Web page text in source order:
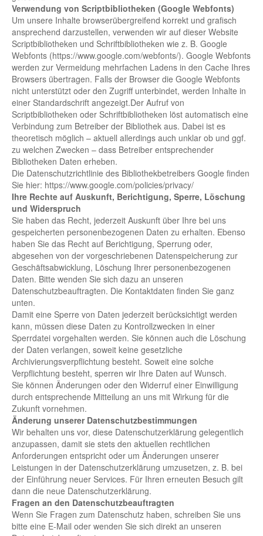
Verwendung von Scriptbibliotheken (Google Webfonts)
Um unsere Inhalte browserübergreifend korrekt und grafisch
ansprechend darzustellen, verwenden wir auf dieser Website
Scriptbibliotheken und Schriftbibliotheken wie z. B. Google
Webfonts (https://www.google.com/webfonts/). Google Webfonts
werden zur Vermeidung mehrfachen Ladens in den Cache Ihres
Browsers übertragen. Falls der Browser die Google Webfonts
nicht unterstützt oder den Zugriff unterbindet, werden Inhalte in
einer Standardschrift angezeigt.Der Aufruf von
Scriptbibliotheken oder Schriftbibliotheken löst automatisch eine
Verbindung zum Betreiber der Bibliothek aus. Dabei ist es
theoretisch möglich – aktuell allerdings auch unklar ob und ggf.
zu welchen Zwecken – dass Betreiber entsprechender
Bibliotheken Daten erheben.
Die Datenschutzrichtlinie des Bibliothekbetreibers Google finden
Sie hier: https://www.google.com/policies/privacy/
Ihre Rechte auf Auskunft, Berichtigung, Sperre, Löschung
und Widerspruch
Sie haben das Recht, jederzeit Auskunft über Ihre bei uns
gespeicherten personenbezogenen Daten zu erhalten. Ebenso
haben Sie das Recht auf Berichtigung, Sperrung oder,
abgesehen von der vorgeschriebenen Datenspeicherung zur
Geschäftsabwicklung, Löschung Ihrer personenbezogenen
Daten. Bitte wenden Sie sich dazu an unseren
Datenschutzbeauftragten. Die Kontaktdaten finden Sie ganz
unten.
Damit eine Sperre von Daten jederzeit berücksichtigt werden
kann, müssen diese Daten zu Kontrollzwecken in einer
Sperrdatei vorgehalten werden. Sie können auch die Löschung
der Daten verlangen, soweit keine gesetzliche
Archivierungsverpflichtung besteht. Soweit eine solche
Verpflichtung besteht, sperren wir Ihre Daten auf Wunsch.
Sie können Änderungen oder den Widerruf einer Einwilligung
durch entsprechende Mitteilung an uns mit Wirkung für die
Zukunft vornehmen.
Änderung unserer Datenschutzbestimmungen
Wir behalten uns vor, diese Datenschutzerklärung gelegentlich
anzupassen, damit sie stets den aktuellen rechtlichen
Anforderungen entspricht oder um Änderungen unserer
Leistungen in der Datenschutzerklärung umzusetzen, z. B. bei
der Einführung neuer Services. Für Ihren erneuten Besuch gilt
dann die neue Datenschutzerklärung.
Fragen an den Datenschutzbeauftragten
Wenn Sie Fragen zum Datenschutz haben, schreiben Sie uns
bitte eine E-Mail oder wenden Sie sich direkt an unseren